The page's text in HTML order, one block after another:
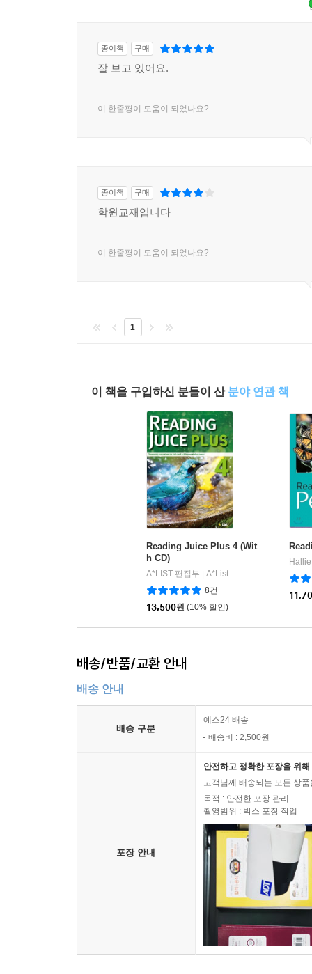
종이책 구매
잘 보고 있어요.
이 한줄평이 도움이 되었나요?
종이책 구매
학원교재입니다
이 한줄평이 도움이 되었나요?
1
이 책을 구입하신 분들이 산 분야 연관 책
Reading Juice Plus 4 (Wit
h CD)
A*LIST 편집부
A*List
8건
13,500원 (10% 할인)
배송/반품/교환 안내
배송 안내
배송 구분
예스24 배송
배송비 : 2,500원
포장 안내
안전하고 정확한 포장을 위
고객님께 배송되는 모든 상
목적 : 안전한 포장 관리
촬영범위 : 박스 포장 작업